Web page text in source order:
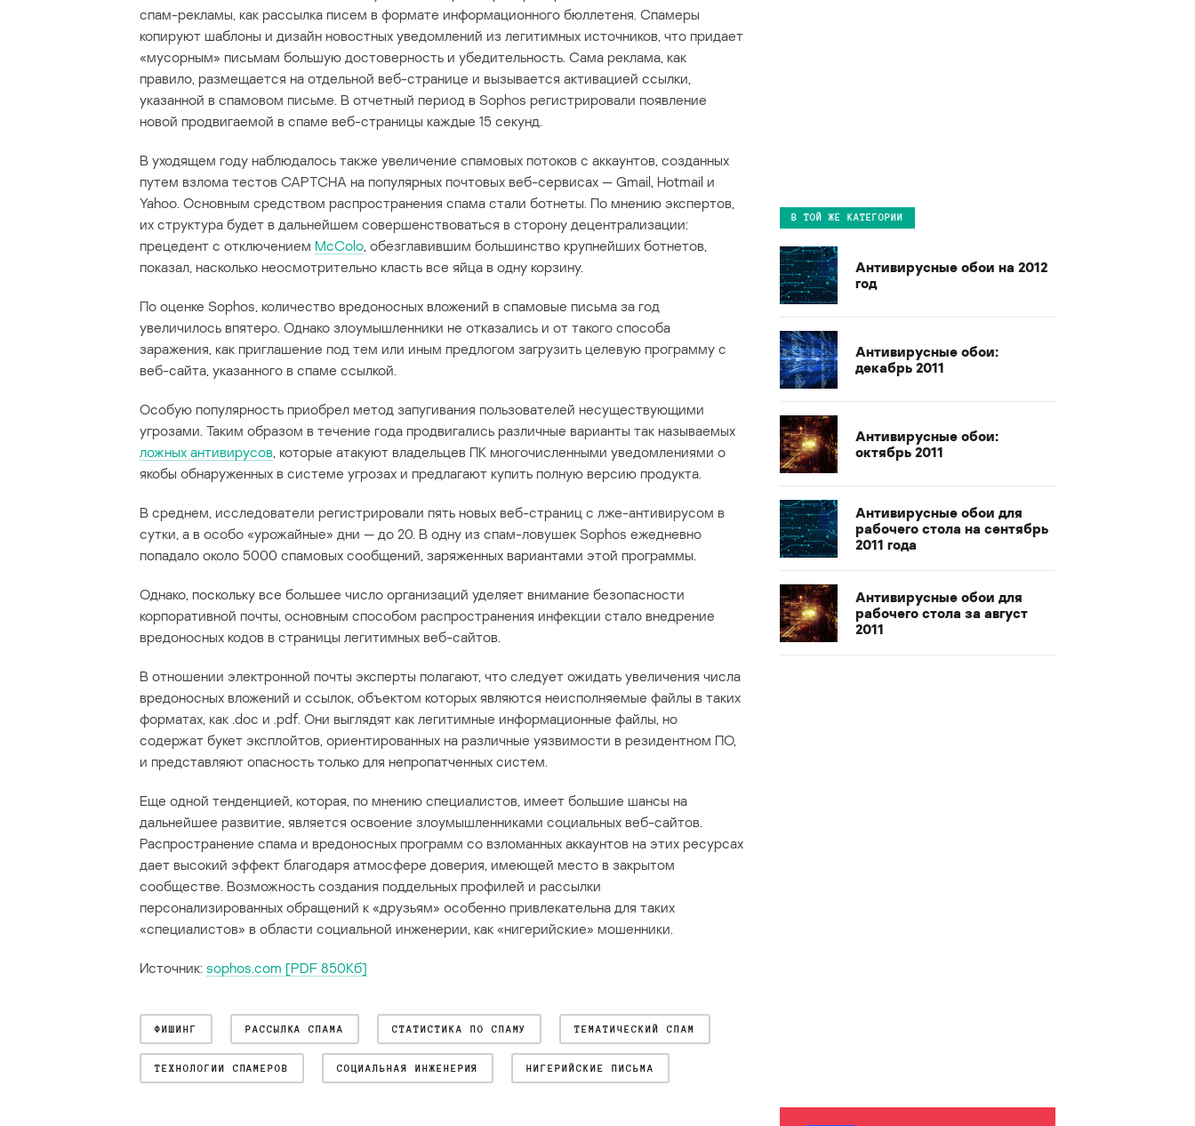
спам-рекламы, как рассылка писем в формате информационного бюллетеня. Спамеры
копируют шаблоны и дизайн новостных уведомлений из легитимных источников, что придает
«мусорным» письмам большую достоверность и убедительность. Сама реклама, как
правило, размещается на отдельной веб-странице и вызывается активацией ссылки,
указанной в спамовом письме. В отчетный период в Sophos регистрировали появление
новой продвигаемой в спаме веб-страницы каждые 15 секунд.
В уходящем году наблюдалось также увеличение спамовых потоков с аккаунтов, созданных
путем взлома тестов CAPTCHA на популярных почтовых веб-сервисах — Gmail, Hotmail и
Yahoo. Основным средством распространения спама стали ботнеты. По мнению экспертов,
их структура будет в дальнейшем совершенствоваться в сторону децентрализации:
прецедент с отключением McColo, обезглавившим большинство крупнейших ботнетов,
показал, насколько неосмотрительно класть все яйца в одну корзину.
По оценке Sophos, количество вредоносных вложений в спамовые письма за год
увеличилось впятеро. Однако злоумышленники не отказались и от такого способа
заражения, как приглашение под тем или иным предлогом загрузить целевую программу с
веб-сайта, указанного в спаме ссылкой.
Особую популярность приобрел метод запугивания пользователей несуществующими
угрозами. Таким образом в течение года продвигались различные варианты так называемых
ложных антивирусов, которые атакуют владельцев ПК многочисленными уведомлениями о
якобы обнаруженных в системе угрозах и предлагают купить полную версию продукта.
В среднем, исследователи регистрировали пять новых веб-страниц с лже-антивирусом в
сутки, а в особо «урожайные» дни — до 20. В одну из спам-ловушек Sophos ежедневно
попадало около 5000 спамовых сообщений, заряженных вариантами этой программы.
Однако, поскольку все большее число организаций уделяет внимание безопасности
корпоративной почты, основным способом распространения инфекции стало внедрение
вредоносных кодов в страницы легитимных веб-сайтов.
В отношении электронной почты эксперты полагают, что следует ожидать увеличения числа
вредоносных вложений и ссылок, объектом которых являются неисполняемые файлы в таких
форматах, как .doc и .pdf. Они выглядят как легитимные информационные файлы, но
содержат букет эксплойтов, ориентированных на различные уязвимости в резидентном ПО,
и представляют опасность только для непропатченных систем.
Еще одной тенденцией, которая, по мнению специалистов, имеет большие шансы на
дальнейшее развитие, является освоение злоумышленниками социальных веб-сайтов.
Распространение спама и вредоносных программ со взломанных аккаунтов на этих ресурсах
дает высокий эффект благодаря атмосфере доверия, имеющей место в закрытом
сообществе. Возможность создания поддельных профилей и рассылки
персонализированных обращений к «друзьям» особенно привлекательна для таких
«специалистов» в области социальной инженерии, как «нигерийские» мошенники.
Источник: sophos.com [PDF 850Kб]
ФИШИНГ РАССЫЛКА СПАМА СТАТИСТИКА ПО СПАМУ ТЕМАТИЧЕСКИЙ СПАМ
ТЕХНОЛОГИИ СПАМЕРОВ СОЦИАЛЬНАЯ ИНЖЕНЕРИЯ НИГЕРИЙСКИЕ ПИСЬМА
В ТОЙ ЖЕ КАТЕГОРИИ
Антивирусные обои на 2012
год
Антивирусные обои:
декабрь 2011
Антивирусные обои:
октябрь 2011
Антивирусные обои для
рабочего стола на сентябрь
2011 года
Антивирусные обои для
рабочего стола за август
2011